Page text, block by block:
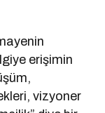
erişimin
vizyoner